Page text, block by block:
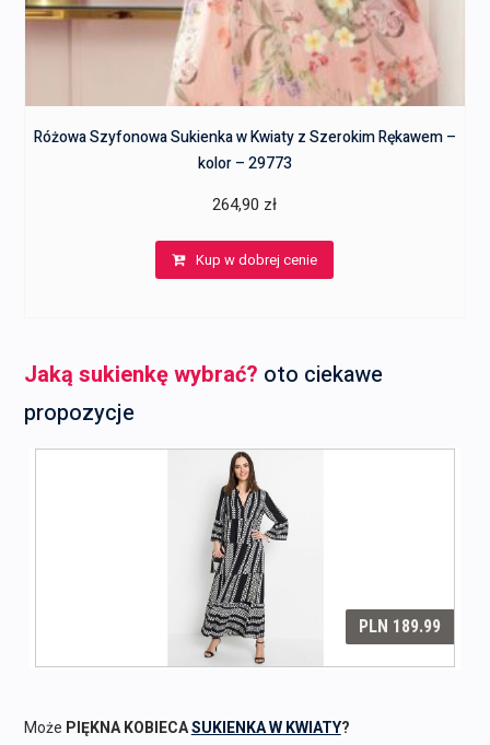
Różowa Szyfonowa Sukienka w Kwiaty z Szerokim Rękawem –
kolor – 29773
264,90 zł
Kup w dobrej cenie
Jaką sukienkę wybrać? oto ciekawe
propozycje
Może PIĘKNA KOBIECASUKIENKA W KWIATY?